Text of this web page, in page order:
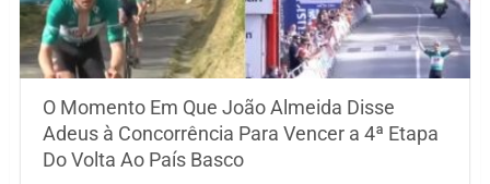
O Momento Em Que João Almeida Disse
Adeus à Concorrência Para Vencer a 4ª Etapa
Do Volta Ao País Basco